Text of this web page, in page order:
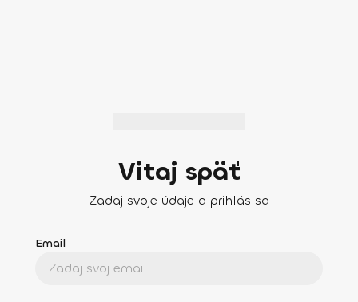
Vitaj späť
Zadaj svoje údaje a prihlás sa
Email